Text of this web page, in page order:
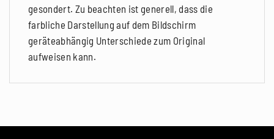
gesondert. Zu beachten ist generell, dass die
farbliche Darstellung auf dem Bildschirm
geräteabhängig Unterschiede zum Original
aufweisen kann.